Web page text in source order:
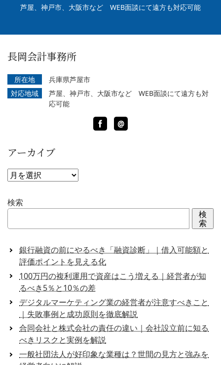
芦屋、神戸市、大阪市など WEB面談にて遠方も対応可能
長岡会計事務所
所在地
兵庫県芦屋市
対応地域
芦屋、神戸市、大阪市など WEB面談にて遠方も対
応可能
Facebook
LINE
@
アーカイブ
ア
カ
イ
検索
検
索
銀行融資の前にやるべき「融資診断」｜借入可能額と
評価ポイントを見える化
100万円の複利運用で資産はこう増える｜経営者が知
るべき5％と10％の差
デジタルマーケティング業の経営者が注意すべきこと
｜失敗事例と成功原則を徹底解説
合同会社と株式会社の責任の違い｜会社設立前に知る
べきリスクと実例を解説
一般社団法人が好印象な業種は？世間の見方と強みを